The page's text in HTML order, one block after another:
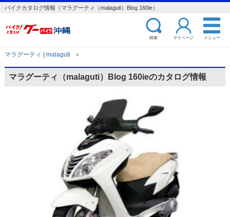
バイクカタログ情報（マラグーティ（malaguti）Blog 160ie）
検索 マイページ メニュー
マラグーティ | malaguti ＞
マラグーティ（malaguti）Blog 160ieのカタログ情報